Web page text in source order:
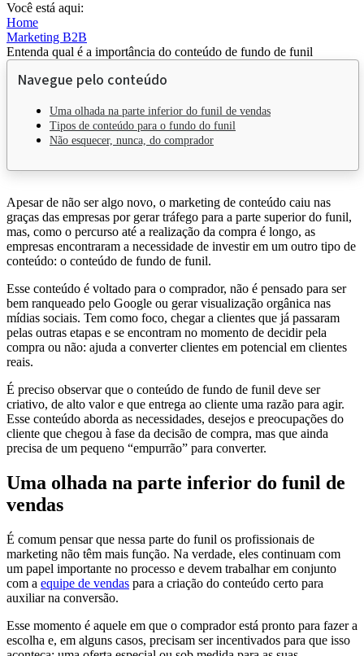
Você está aqui:
Home
Marketing B2B
Entenda qual é a importância do conteúdo de fundo de funil
Navegue pelo conteúdo
Uma olhada na parte inferior do funil de vendas
Tipos de conteúdo para o fundo do funil
Não esquecer, nunca, do comprador
Apesar de não ser algo novo, o marketing de conteúdo caiu nas
graças das empresas por gerar tráfego para a parte superior do funil,
mas, como o percurso até a realização da compra é longo, as
empresas encontraram a necessidade de investir em um outro tipo de
conteúdo: o conteúdo de fundo de funil.
Esse conteúdo é voltado para o comprador, não é pensado para ser
bem ranqueado pelo Google ou gerar visualização orgânica nas
mídias sociais. Tem como foco, chegar a clientes que já passaram
pelas outras etapas e se encontram no momento de decidir pela
compra ou não: ajuda a converter clientes em potencial em clientes
reais.
É preciso observar que o conteúdo de fundo de funil deve ser
criativo, de alto valor e que entrega ao cliente uma razão para agir.
Esse conteúdo aborda as necessidades, desejos e preocupações do
cliente que chegou à fase da decisão de compra, mas que ainda
precisa de um pequeno “empurrão” para converter.
Uma olhada na parte inferior do funil de
vendas
É comum pensar que nessa parte do funil os profissionais de
marketing não têm mais função. Na verdade, eles continuam com
um papel importante no processo e devem trabalhar em conjunto
com a equipe de vendas para a criação do conteúdo certo para
auxiliar na conversão.
Esse momento é aquele em que o comprador está pronto para fazer a
escolha e, em alguns casos, precisam ser incentivados para que isso